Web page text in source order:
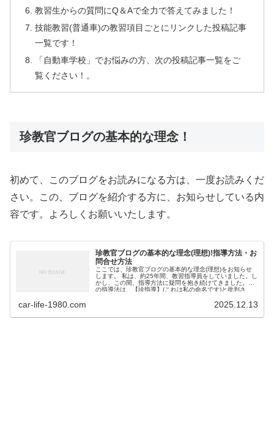
教習生からの質問にQ＆Aで全力で答えてみました！
技能教習(普通車)の教習項目ごとにリンクした投稿記事
一覧です！
「自動車学校」でお悩みの方、次の投稿記事一覧をご
覧ください！。
珍教官ブログの基本的な理念！
初めて、このブログをお読みになる方は、一度お読みくだ
さい。この、ブログを紹介する方に、お知らせしている内
容です。よろしくお願いいたします。
珍教官ブログの基本的な理念(理想)!指導方法・お
問合せ方法
ここでは、珍教官ブログの基本的な理念(理想)をお知らせ
します。 私は、約25年間、教習指導員をしていました。し
かし、この間、指導方法に疑問を抱き続けてきました。私
の指導法は、【珍指導】(これは私の命名です)と批判さ
car-life-1980.com 2025.12.13